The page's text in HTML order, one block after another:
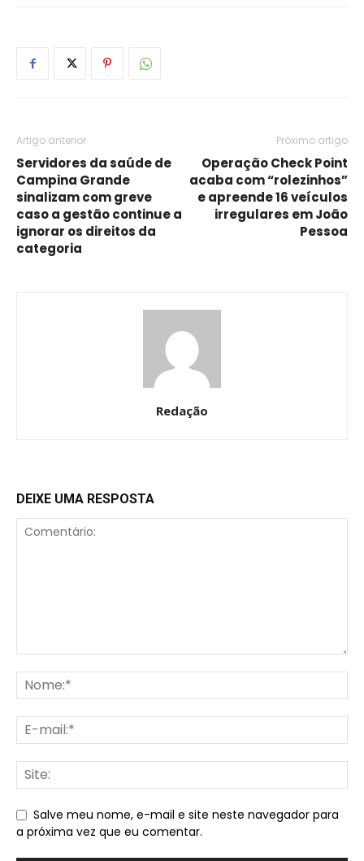
Artigo anterior
Servidores da saúde de
Campina Grande
sinalizam com greve
caso a gestão continue a
ignorar os direitos da
categoria
Próximo artigo
Operação Check Point
acaba com “rolezinhos”
e apreende 16 veículos
irregulares em João
Pessoa
Redação
DEIXE UMA RESPOSTA
Salve meu nome, e-mail e site neste navegador para
a próxima vez que eu comentar.